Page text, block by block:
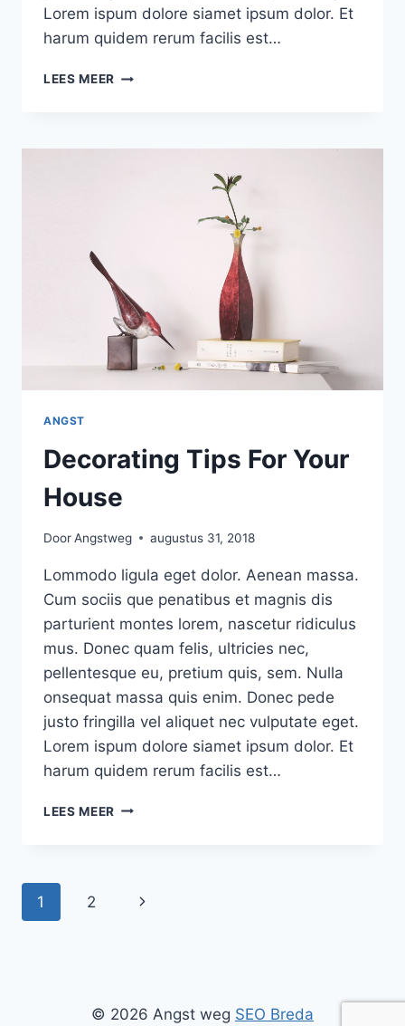
Lorem ispum dolore siamet ipsum dolor. Et
harum quidem rerum facilis est…
LEES MEER DIY
NEXT
ANGST
Decorating Tips For Your
House
DoorAngstweg augustus 31, 2018
Lommodo ligula eget dolor. Aenean massa.
Cum sociis que penatibus et magnis dis
parturient montes lorem, nascetur ridiculus
mus. Donec quam felis, ultricies nec,
pellentesque eu, pretium quis, sem. Nulla
onsequat massa quis enim. Donec pede
justo fringilla vel aliquet nec vulputate eget.
Lorem ispum dolore siamet ipsum dolor. Et
harum quidem rerum facilis est…
LEES MEER DECORATING
Paginanavigatie
1 2
Volgende
© 2026 Angst weg SEO Breda